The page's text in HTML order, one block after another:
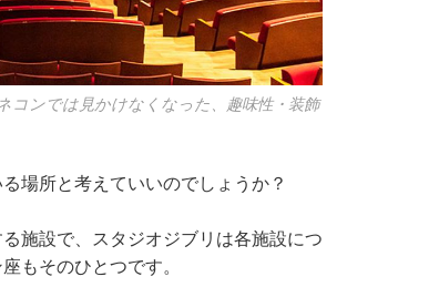
コンでは見かけなくなった、趣味性・装飾
場所と考えていいのでしょうか？
施設で、スタジオジブリは各施設につ
もそのひとつです。